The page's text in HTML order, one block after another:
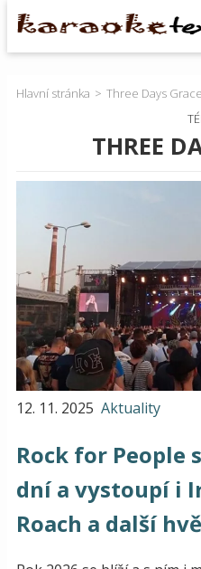
Hlavní stránka
Three Days Grace
THREE
12. 11. 2025 Aktuality
Rock for People
dní a vystoupí i
Roach a další